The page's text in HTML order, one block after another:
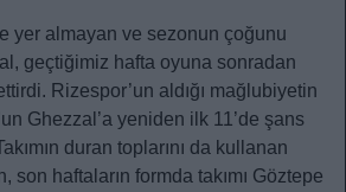
yer almayan ve sezonun çoğunu
geçtiğimiz hafta oyuna sonradan
Rizespor’un aldığı mağlubiyetin
Ghezzal’a yeniden ilk 11’de şans
duran toplarını da kullanan
son haftaların formda takımı Göztepe